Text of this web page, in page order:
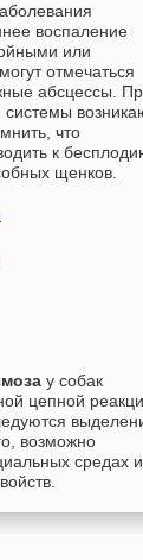
воспаление
или
отмечаться
абсцессы.
что
к
щенков.
у собак
цепной
возможно
средах и